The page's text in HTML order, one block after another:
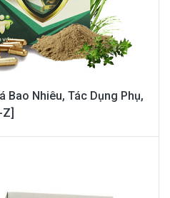
Bao Nhiêu, Tác Dụng Phụ,